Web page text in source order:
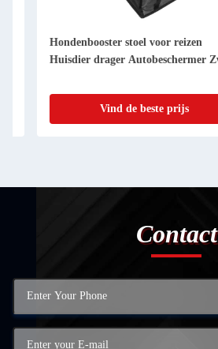
Hondenbooster stoel voor reizen
Huisdier drager Autobeschermer Zwart
Vind de beste prijs
Contact